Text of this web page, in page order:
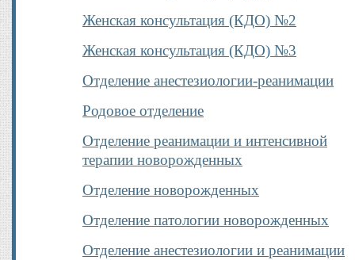
Женская консультация (КДО) №2
Женская консультация (КДО) №3
Отделение анестезиологии-реанимации
Родовое отделение
Отделение реанимации и интенсивной
терапии новорожденных
Отделение новорожденных
Отделение патологии новорожденных
Отделение анестезиологии и реанимации